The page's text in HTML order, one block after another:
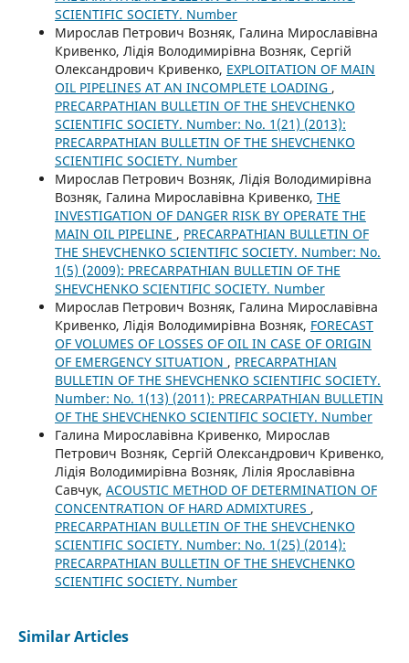
SCIENTIFIC SOCIETY. Number
Мирослав Петрович Возняк, Галина Мирославівна
Кривенко, Лідія Володимирівна Возняк, Сергій
Олександрович Кривенко, EXPLOITATION OF MAIN
OIL PIPELINES AT AN INCOMPLETE LOADING ,
PRECARPATHIAN BULLETIN OF THE SHEVCHENKO
SCIENTIFIC SOCIETY. Number: No. 1(21) (2013):
PRECARPATHIAN BULLETIN OF THE SHEVCHENKO
SCIENTIFIC SOCIETY. Number
Мирослав Петрович Возняк, Лідія Володимирівна
Возняк, Галина Мирославівна Кривенко, THE
INVESTIGATION OF DANGER RISK BY OPERATE THE
MAIN OIL PIPELINE , PRECARPATHIAN BULLETIN OF
THE SHEVCHENKO SCIENTIFIC SOCIETY. Number: No.
1(5) (2009): PRECARPATHIAN BULLETIN OF THE
SHEVCHENKO SCIENTIFIC SOCIETY. Number
Мирослав Петрович Возняк, Галина Мирославівна
Кривенко, Лідія Володимирівна Возняк, FORECAST
OF VOLUMES OF LOSSES OF OIL IN CASE OF ORIGIN
OF EMERGENCY SITUATION , PRECARPATHIAN
BULLETIN OF THE SHEVCHENKO SCIENTIFIC SOCIETY.
Number: No. 1(13) (2011): PRECARPATHIAN BULLETIN
OF THE SHEVCHENKO SCIENTIFIC SOCIETY. Number
Галина Мирославівна Кривенко, Мирослав
Петрович Возняк, Сергій Олександрович Кривенко,
Лідія Володимирівна Возняк, Лілія Ярославівна
Савчук, ACOUSTIC METHOD OF DETERMINATION OF
CONCENTRATION OF HARD ADMIXTURES ,
PRECARPATHIAN BULLETIN OF THE SHEVCHENKO
SCIENTIFIC SOCIETY. Number: No. 1(25) (2014):
PRECARPATHIAN BULLETIN OF THE SHEVCHENKO
SCIENTIFIC SOCIETY. Number
Similar Articles